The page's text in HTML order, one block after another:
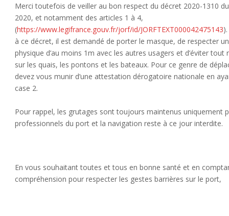
Merci toutefois de veiller au bon respect du décret 2020-1310
2020, et notamment des articles 1 à 4,
(https://www.legifrance.gouv.fr/jorf/id/JORFTEXT000042475143
à ce décret, il est demandé de porter le masque, de respecter
physique d’au moins 1m avec les autres usagers et d’éviter tout
sur les quais, les pontons et les bateaux. Pour ce genre de
devez vous munir d’une attestation dérogatoire nationale en
case 2.
Pour rappel, les grutages sont toujours maintenus uniquement
professionnels du port et la navigation reste à ce jour interdite.
En vous souhaitant toutes et tous en bonne santé et en
compréhension pour respecter les gestes barrières sur le port,